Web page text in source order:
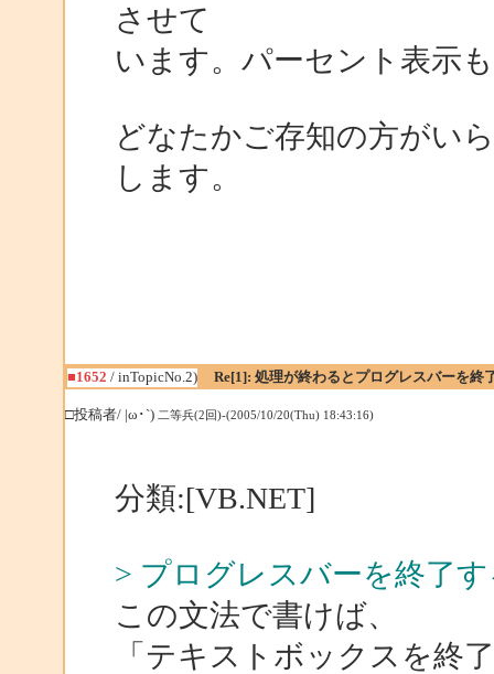
させて
います。パーセント表示
どなたかご存知の方がい
します。
■1652 / inTopicNo.2) Re[1]: 処理が終わるとプログレスバーを終
□投稿者/ |ω･`) 二等兵(2回)-(2005/10/20(Thu) 18:43:16)
分類:[VB.NET]
> プログレスバーを終了
この文法で書けば、
「テキストボックスを終